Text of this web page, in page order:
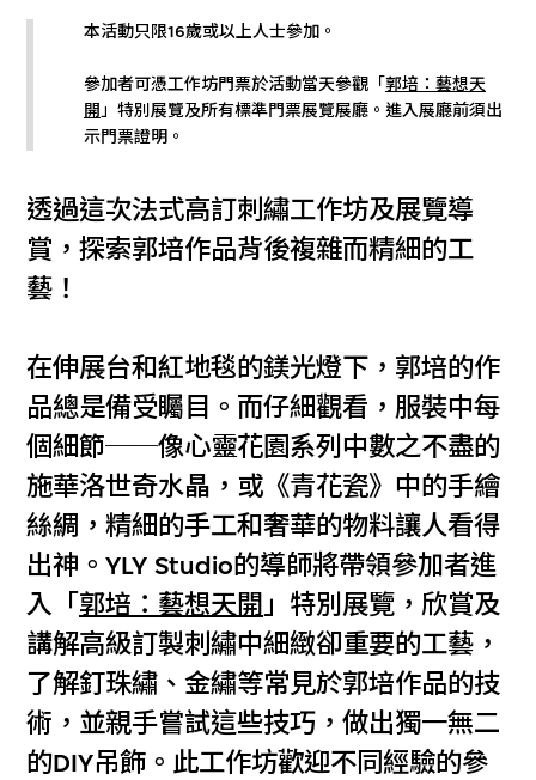
本活動只限16歲或以上人士參加。
參加者可憑工作坊門票於活動當天參觀「郭培：藝想天
開」特別展覽及所有標準門票展覽展廳。進入展廳前須出
示門票證明。
透過這次法式高訂刺繡工作坊及展覽導
賞，探索郭培作品背後複雜而精細的工
藝！
在伸展台和紅地毯的鎂光燈下，郭培的作
品總是備受矚目。而仔細觀看，服裝中每
個細節──像心靈花園系列中數之不盡的
施華洛世奇水晶，或《青花瓷》中的手繪
絲綢，精細的手工和奢華的物料讓人看得
出神。YLY Studio的導師將帶領參加者進
入「 郭培：藝想天開 」特別展覽，欣賞及
講解高級訂製刺繡中細緻卻重要的工藝，
了解釘珠繡、金繡等常見於郭培作品的技
術，並親手嘗試這些技巧，做出獨一無二
的DIY吊飾。此工作坊歡迎不同經驗的參